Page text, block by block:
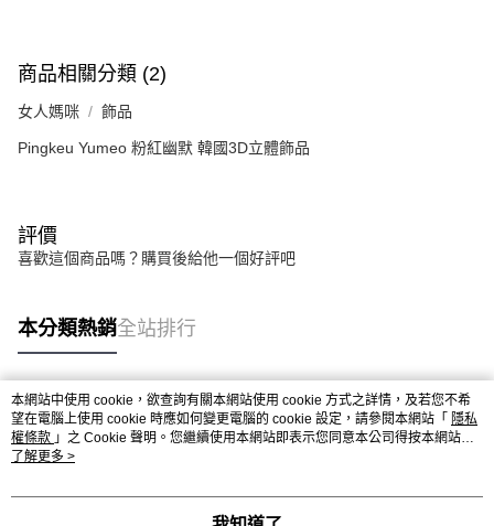
商品相關分類 (2)
女人媽咪 飾品
Pingkeu Yumeo 粉紅幽默 韓國3D立體飾品
評價
喜歡這個商品嗎？購買後給他一個好評吧
本分類熱銷全站排行
熱門標籤
本網站中使用 cookie，欲查詢有關本網站使用 cookie 方式之詳情，及若您不希
望在電腦上使用 cookie 時應如何變更電腦的 cookie 設定，請參閱本網站「 隱私
權條款 」之 Cookie 聲明。您繼續使用本網站即表示您同意本公司得按本網站使
用條款之 Cookie 聲明使用 cookie。
了解更多 >